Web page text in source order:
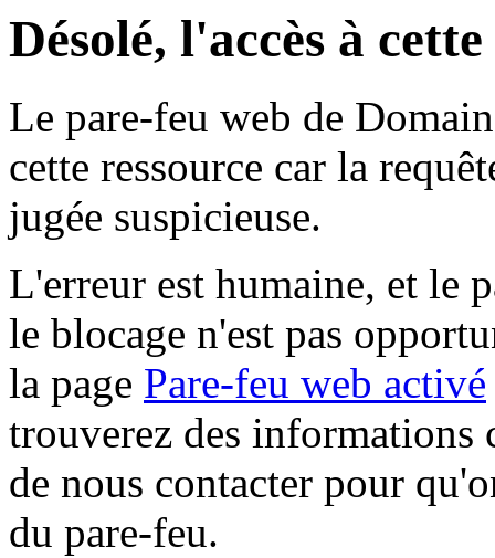
Désolé, l'accès à
Le pare-feu web de
cette ressource car la
jugée suspicieuse.
L'erreur est humaine, et le
le blocage n'est pas
la page Pare-feu web activé
trouverez des informations
de nous contacter pour
du pare-feu.